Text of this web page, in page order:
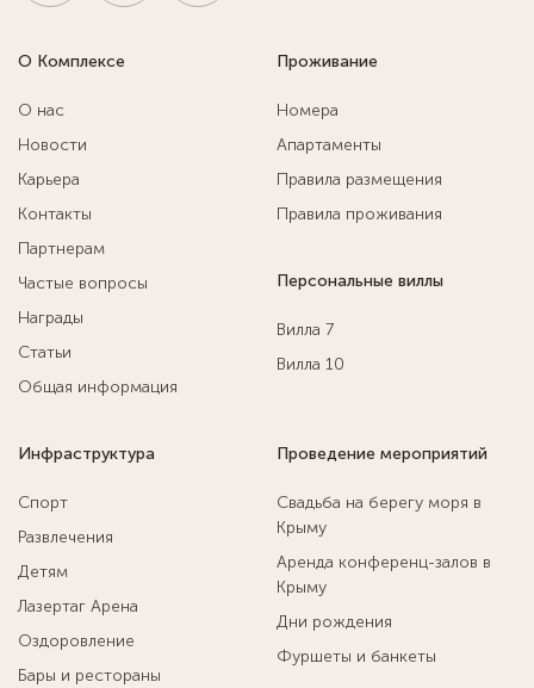
О Комплексе
О нас
Новости
Карьера
Контакты
Партнерам
Частые вопросы
Награды
Статьи
Общая информация
Проживание
Номера
Апартаменты
Правила размещения
Правила проживания
Персональные виллы
Вилла 7
Вилла 10
Инфраструктура
Спорт
Развлечения
Детям
Лазертаг Арена
Оздоровление
Бары и рестораны
Проведение мероприятий
Свадьба на берегу моря в
Крыму
Аренда конференц-залов в
Крыму
Дни рождения
Фуршеты и банкеты